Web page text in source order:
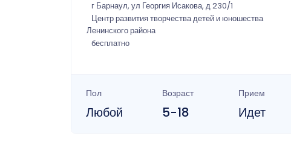
г Барнаул, ул Георгия Исакова, д 230/1
Центр развития творчества детей и юношества
Ленинского района
бесплатно
Пол
Любой
Возраст
5-18
Прием
Идет